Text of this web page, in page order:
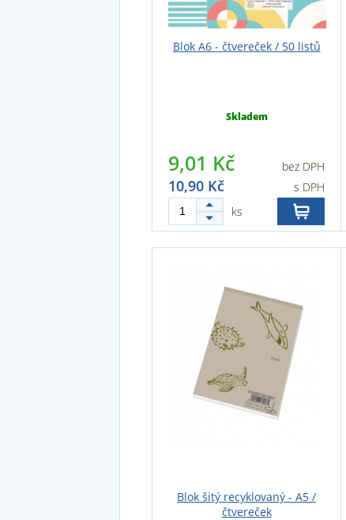
Blok A6 - čtvereček / 50 listů
Skladem
9,01 Kč bez DPH
10,90 Kč
s DPH
ks
Blok šitý recyklovaný - A5 /
čtvereček